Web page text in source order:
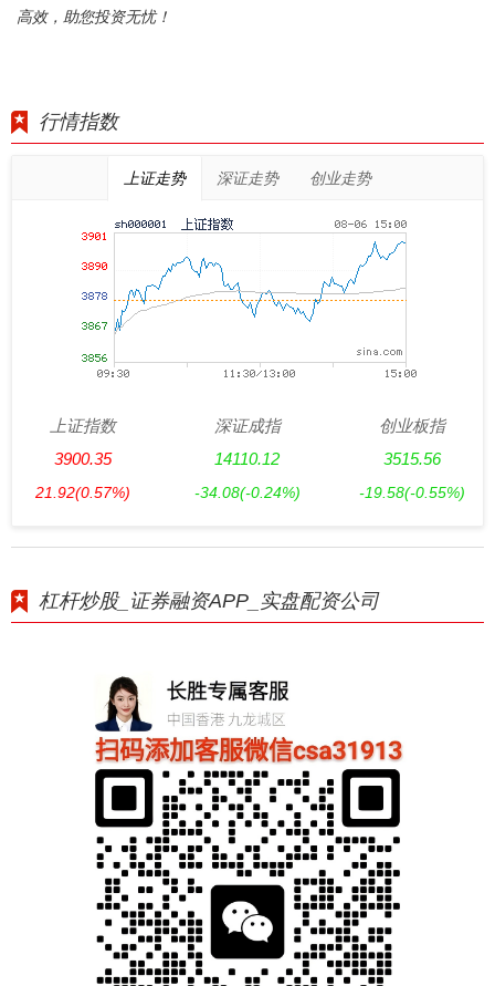
高效，助您投资无忧！
行情指数
上证走势 深证走势 创业走势
上证指数
3900.35
21.92(0.57%)
深证成指
14110.12
-34.08(-0.24%)
创业板指
3515.56
-19.58(-0.55%)
杠杆炒股_证券融资APP_实盘配资公司